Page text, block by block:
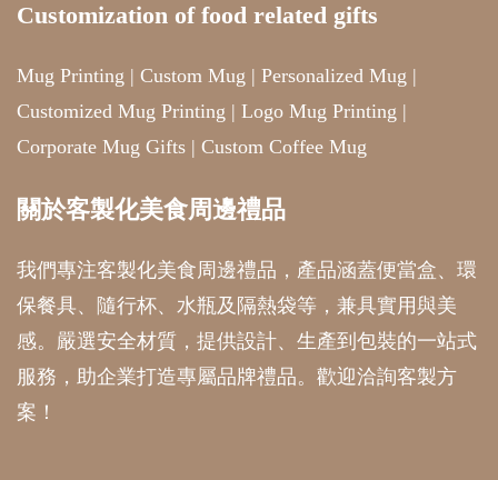
Customization of food related gifts
Mug Printing | Custom Mug | Personalized Mug |
Customized Mug Printing | Logo Mug Printing |
Corporate Mug Gifts | Custom Coffee Mug
關於客製化美食周邊禮品
我們專注客製化美食周邊禮品，產品涵蓋便當盒、環
保餐具、隨行杯、水瓶及隔熱袋等，兼具實用與美
感。嚴選安全材質，提供設計、生產到包裝的一站式
服務，助企業打造專屬品牌禮品。歡迎洽詢客製方
案！